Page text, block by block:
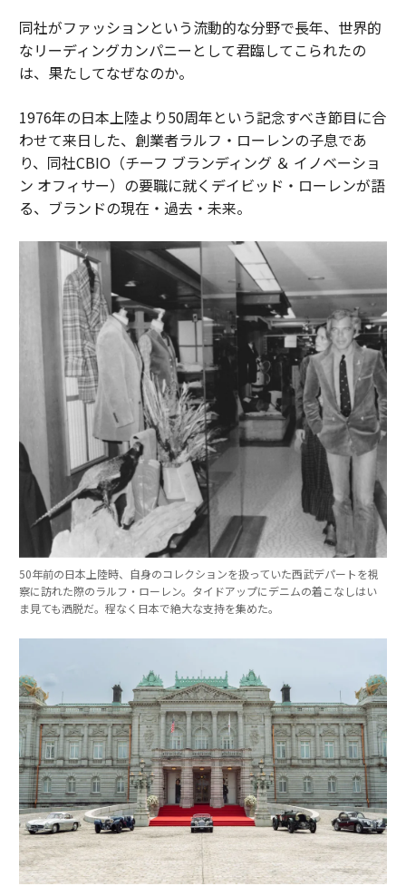
同社がファッションという流動的な分野で長年、世界的
なリーディングカンパニーとして君臨してこられたの
は、果たしてなぜなのか。
1976年の日本上陸より50周年という記念すべき節目に合
わせて来日した、創業者ラルフ・ローレンの子息であ
り、同社CBIO（チーフ ブランディング ＆ イノベーショ
ン オフィサー）の要職に就くデイビッド・ローレンが語
る、ブランドの現在・過去・未来。
50年前の日本上陸時、自身のコレクションを扱っていた西武デパートを視
察に訪れた際のラルフ・ローレン。タイドアップにデニムの着こなしはい
ま見ても洒脱だ。程なく日本で絶大な支持を集めた。